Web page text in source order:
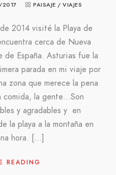
PAISAJE /VIAJES
2014 visité la Playa de
cerca de Nueva
de España. Asturias fue la
parada en mi viaje por
zona que merece la pena
comida, la gente…Son
y agradables y en
la playa a la montaña en
hora. […]
READING